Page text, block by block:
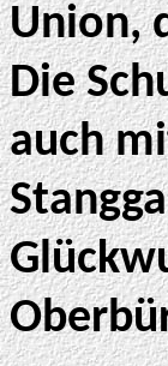
Union,
Die
auch